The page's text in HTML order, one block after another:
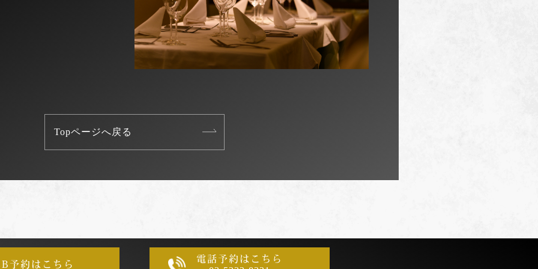
予約はこちら
電話予約はこちら
Topページへ戻る